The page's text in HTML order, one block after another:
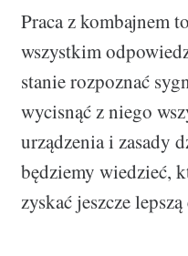
Praca z kombajnem
wszystkim
stanie rozpoznać
wycisnąć z niego
urządzenia i zasady
będziemy wiedzieć,
zyskać jeszcze